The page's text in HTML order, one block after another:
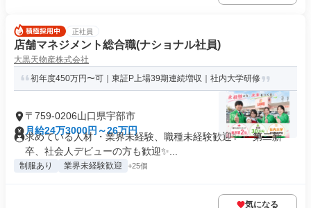
正社員
店舗マネジメント総合職(ナショナル社員)
大黒天物産株式会社
初年度450万円〜可｜東証P上場39期連続増収｜社内大学研修
〒759-0206山口県宇部市
月給24万3000円～26万円
求めている人材 ・業界未経験、職種未経験歓迎✨ ・第二新
卒、社会人デビューの方も歓迎✨...
制服あり 業界未経験歓迎 +25個
気になる